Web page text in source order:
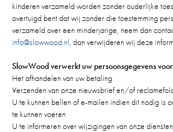
kinderen verzameld worden zonder ouderlijke
overtuigd bent dat wij zonder die toestemming
verzameld over een minderjarige, neem dan
info@slowwood.nl, dan verwijderen wij deze
SlowWood verwerkt uw persoonsgegevens
Het afhandelen van uw betaling
Verzenden van onze nieuwsbrief en/of
U te kunnen bellen of e-mailen indien dit nodig is
te kunnen voeren
U te informeren over wijzigingen van onze